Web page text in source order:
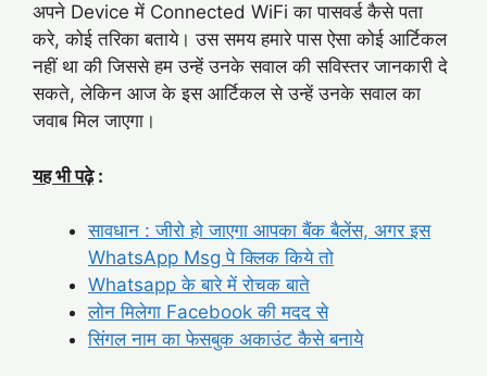
अपने Device में Connected WiFi का पासवर्ड कैसे पता
करे, कोई तरिका बताये। उस समय हमारे पास ऐसा कोई आर्टिकल
नहीं था की जिससे हम उन्हें उनके सवाल की सविस्तर जानकारी दे
सकते, लेकिन आज के इस आर्टिकल से उन्हें उनके सवाल का
जवाब मिल जाएगा।
यह भी पढ़े:
सावधान : जीरो हो जाएगा आपका बैंक बैलेंस, अगर इस
WhatsApp Msg पे क्लिक किये तो
Whatsapp के बारे में रोचक बाते
लोन मिलेगा Facebook की मदद से
सिंगल नाम का फेसबुक अकाउंट कैसे बनाये